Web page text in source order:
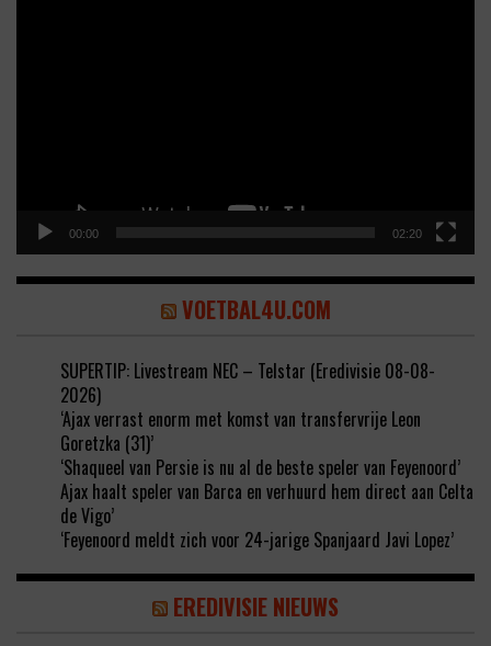
00:00 02:20
VOETBAL4U.COM
SUPERTIP: Livestream NEC – Telstar (Eredivisie 08-08-
2026)
‘Ajax verrast enorm met komst van transfervrije Leon
Goretzka (31)’
‘Shaqueel van Persie is nu al de beste speler van Feyenoord’
Ajax haalt speler van Barca en verhuurd hem direct aan Celta
de Vigo’
‘Feyenoord meldt zich voor 24-jarige Spanjaard Javi Lopez’
EREDIVISIE NIEUWS